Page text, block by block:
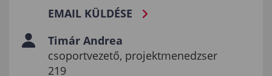
EMAIL KÜLDÉSE
Timár Andrea
csoportvezető, projektmenedzser
219